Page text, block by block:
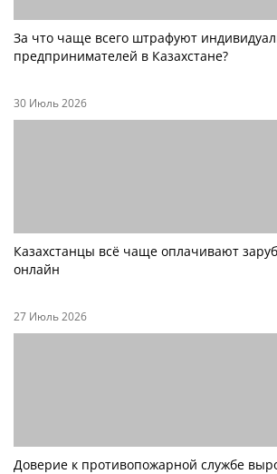
За что чаще всего штрафуют
предпринимателей в Казахстане?
30 Июль 2026
Казахстанцы всё чаще оплачивают
онлайн
27 Июль 2026
Доверие к противопожарной службе